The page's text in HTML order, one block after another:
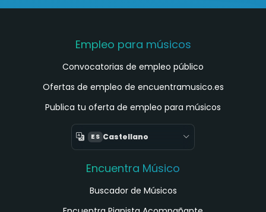
Empleo para músicos
Convocatorias de empleo público
Ofertas de empleo de encuentramusico.es
Publica tu oferta de empleo para músicos
ES Castellano
Encuentra Músico
Buscador de Músicos